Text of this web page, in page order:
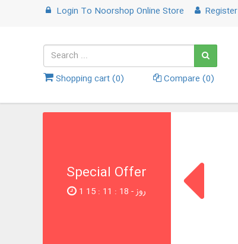
Login To Noorshop Online Store Register
Shopping cart (0) Compare (0)
Special Offer
1 روز - 17 : 11 : 15